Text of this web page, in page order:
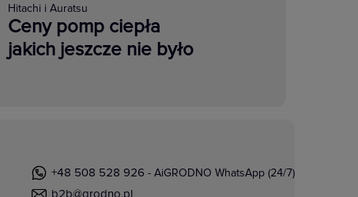
Hitachi i Auratsu
Ceny pomp ciepła
jakich jeszcze nie było
+48 508 528 926 - AiGRODNO WhatsApp (24/7)
b2b@grodno.pl